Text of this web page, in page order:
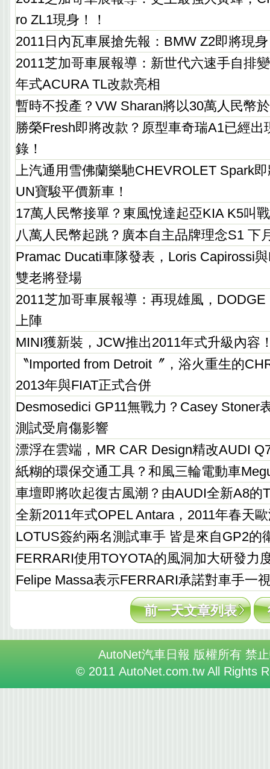
ro ZL1現身！！
2011日內瓦車展搶先報：BMW Z2即將現
2011芝加哥車展報導：新世代六速手自排
年式ACURA TL改款亮相
暫時不投產？VW Sharan將以30萬人民幣
勝榮Fresh即將改款？原型車奇瑞A1已經出
錄！
上汽通用雪佛蘭樂馳CHEVROLET Spark
UN寶駿平價新車！
17萬人民幣接單？東風悅達起亞KIA K5叫
八萬人民幣起跳？廣本自主品牌理念S1 下
Pramac Ducati車隊發表，Loris Capirossi
雙老將登場
2011芝加哥車展報導：再現雄風，
上陣
MINI獲新裝，JCW推出2011年式升級內容
〝Imported from Detroit〞，浴火重生的
2013年與FIAT正式合併
Desmosedici GP11無戰力？Casey Stoner
測試受肩傷影響
漂浮在雲端，MR CAR Design精改AUDI
紙糊的環保交通工具？和風三輪電動車
車壇即將吹起復古風潮？由AUDI全新A8的
全新2011年式OPEL Antara，2011年春天
LOTUS簽約兩名測試車手 皆是來自GP2的
FERRARI使用TOYOTA的風洞加大研發力
Felipe Massa表示FERRARI承諾對車手一
前一天文章列表
AutoNet汽車日報 版權所有 禁
© 2011 AutoNet.com.tw All Rights